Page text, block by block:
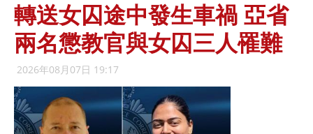
轉送女囚途中發生車禍 亞省
兩名懲教官與女囚三人罹難
2026年08月07日 19:17